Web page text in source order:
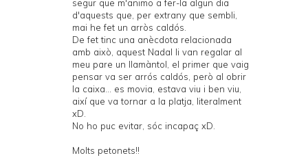
segur que m'animo a fer-la algun dia
d'aquests que, per extrany que sembli,
mai he fet un arròs caldós.
De fet tinc una anècdota relacionada
amb això, aquest Nadal li van regalar al
meu pare un llamàntol, el primer que vaig
pensar va ser arrós caldós, però al obrir
la caixa... es movia, estava viu i ben viu,
així que va tornar a la platja, literalment
xD.
No ho puc evitar, sóc incapaç xD.
Molts petonets!!